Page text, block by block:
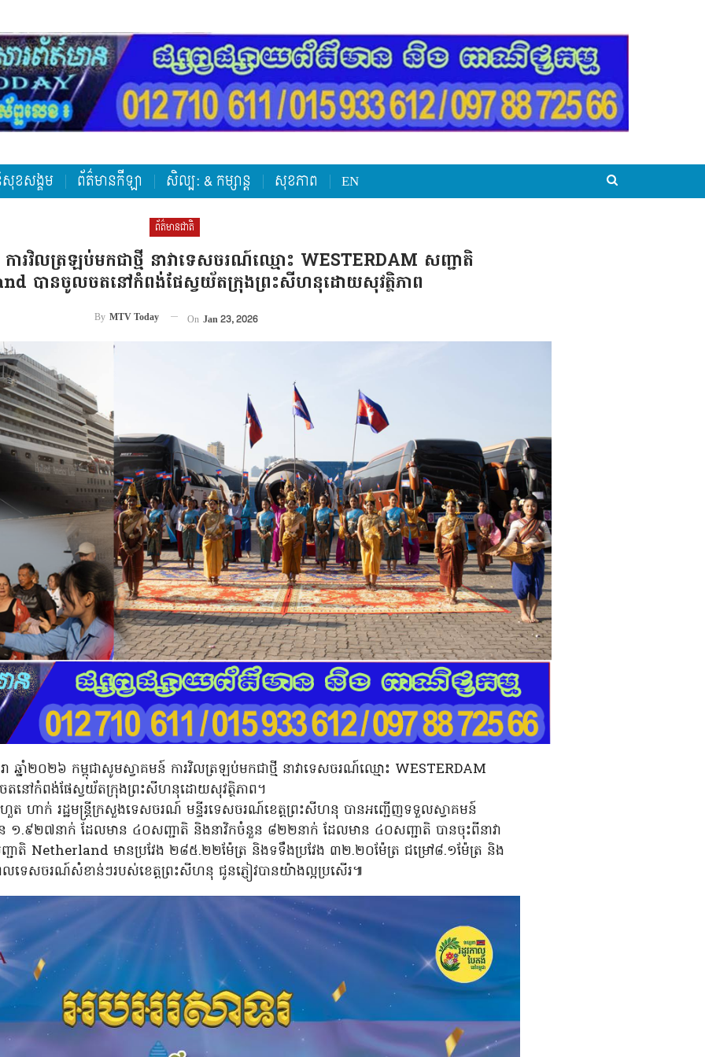
សុខសង្គម ព័ត៌មានកីឡា សិល្ប: & កម្សាន្ត សុខភាព EN
ព័ត៌មានជាតិ
ការវិលត្រឡប់មកជាថ្មី នាវាទេសចរណ៍ឈ្មោះ WESTERDAM សញ្ជាតិ
បានចូលចតនៅកំពង់ផែស្វយ័តក្រុងព្រះសីហនុដោយសុវត្ថិភាព
By MTV Today On Jan 23, 2026
ា ឆ្នាំ២០២៦ កម្ពុជាសូមស្វាគមន៍ ការវិលត្រឡប់មកជាថ្មី នាវាទេសចរណ៍ឈ្មោះ WESTERDAM
នៅកំពង់ផែស្វយ័តក្រុងព្រះសីហនុដោយសុវត្ថិភាព។
ហួត ហាក់ រដ្ឋមន្ត្រីក្រសួងទេសចរណ៍ មន្ទីរទេសចរណ៍ខេត្តព្រះសីហនុ បានអញ្ជើញទទួលស្វាគមន៍
១.៩២៧នាក់ ដែលមាន ៤០សញ្ជាតិ និងនាវិកចំនួន ៨២២នាក់ ដែលមាន ៤០សញ្ជាតិ បានចុះពីនាវា
តិ Netherland មានប្រវែង ២៨៥.២២ម៉ែត្រ និងទទឹងប្រវែង ៣២.២០ម៉ែត្រ ជម្រៅ៨.១ម៉ែត្រ និង
ទេសចរណ៍សំខាន់ៗរបស់ខេត្តព្រះសីហនុ ជូនភ្ញៀវបានយ៉ាងល្អប្រសើរ៕